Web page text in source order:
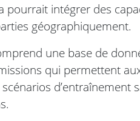
pourrait intégrer des
géographiquement.
une base de
qui permettent
d’entraînement